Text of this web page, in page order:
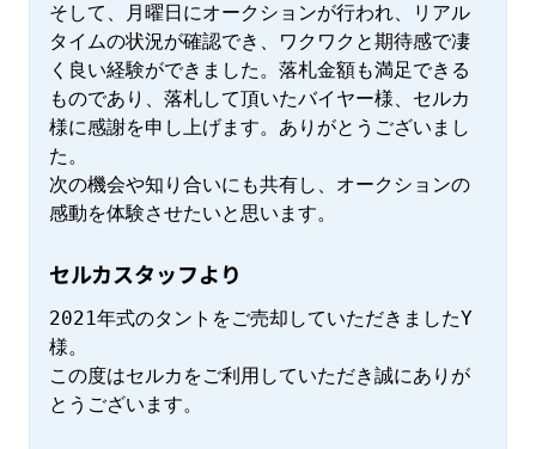
そして、月曜日にオークションが行われ、リアル
タイムの状況が確認でき、ワクワクと期待感で凄
く良い経験ができました。落札金額も満足できる
ものであり、落札して頂いたバイヤー様、セルカ
様に感謝を申し上げます。ありがとうございまし
た。
次の機会や知り合いにも共有し、オークションの
感動を体験させたいと思います。
セルカスタッフより
2021年式のタントをご売却していただきましたY
様。
この度はセルカをご利用していただき誠にありが
とうございます。